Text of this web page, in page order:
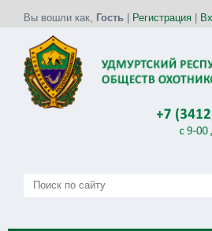
Вы вошли как, Гость Регистрация